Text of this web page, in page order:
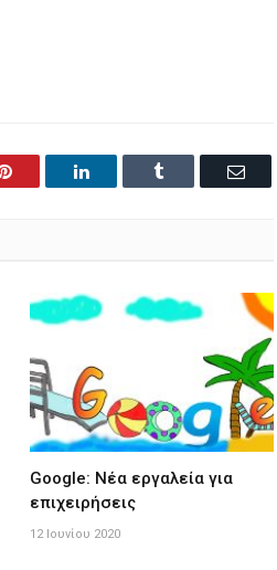
Pinterest LinkedIn Tumblr Email
Google: Nέα εργαλεία για
επιχειρήσεις
12 Ιουνίου 2020